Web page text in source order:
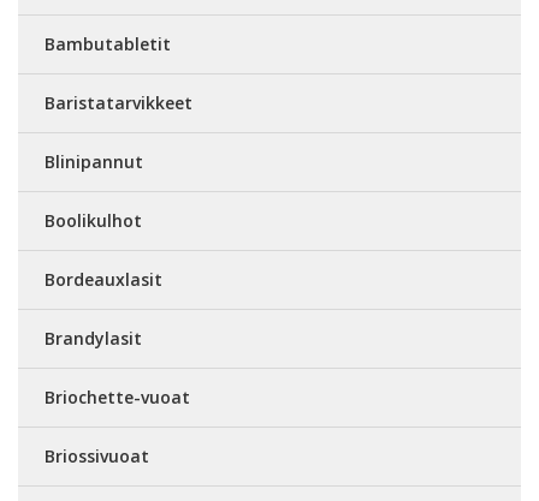
Bambutabletit
Baristatarvikkeet
Blinipannut
Boolikulhot
Bordeauxlasit
Brandylasit
Briochette-vuoat
Briossivuoat